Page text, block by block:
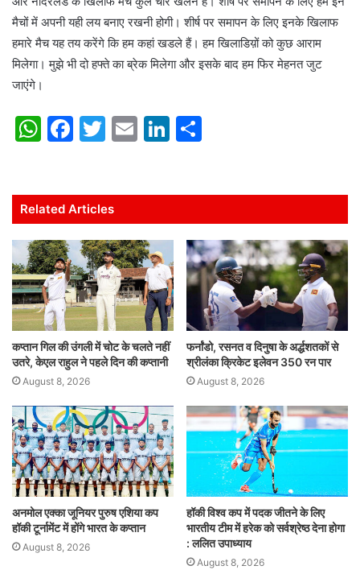
मैचों में अपनी यही लय बनाए रखनी होगी। शीर्ष पर समापन के लिए इनके खिलाफ
हमारे मैच यह तय करेंगे कि हम कहां खडले हैं। हम खिलाडिय़ों को कुछ आराम
मिलेगा। मुझे भी दो हफ्ते का ब्रेक मिलेगा और इसके बाद हम फिर मेहनत जुट
जाएंगे।
W
s
A
p
p
F
e
b
o
o
k
T
er
E
l
Li
e
dI
n
e
Related Articles
कप्तान गिल की उंगली में चोट के चलते नहीं
उतरे, केएल राहुल ने पहले दिन की कप्तानी
August 8, 2026
फर्नांडो, रसनत व दिनुषा के अर्द्धशतकों से
श्रीलंका क्रिकेट इलेवन 350 रन पार
August 8, 2026
अनमोल एक्का जूनियर पुरुष एशिया कप
हॉकी टूर्नामेंट में होंगे भारत के कप्तान
August 8, 2026
हॉकी विश्व कप में पदक जीतने के लिए
भारतीय टीम में हरेक को सर्वश्रेष्ठ देना होगा
: ललित उपाध्याय
August 8, 2026